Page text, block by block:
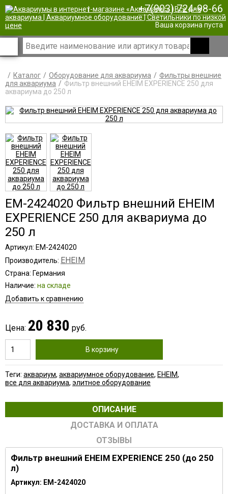
| +7(903) 724-98-66
Ваша корзина пуста
Каталог Оборудование для аквариума
Фильтры внешние
для аквариума
Фильтр внешний EHEIM EXPERIENCE 250 для
аквариума до 250 л
EM-2424020 Фильтр внешний EHEIM
EXPERIENCE 250 для аквариума до
250 л
Артикул: EM-2424020
Производитель: EHEIM
Страна: Германия
Наличие: на складе
Добавить к сравнению
Цена: 20 830 руб.
В корзину
Теги: аквариум, аквариумное оборудование, EHEIM,
все для аквариума, элитное оборудование
ОПИСАНИЕ
ДОСТАВКА И ОПЛАТА
ОТЗЫВЫ
Фильтр внешний EHEIM EXPERIENCE 250 (до 250
л)
Артикул: EM-2424020